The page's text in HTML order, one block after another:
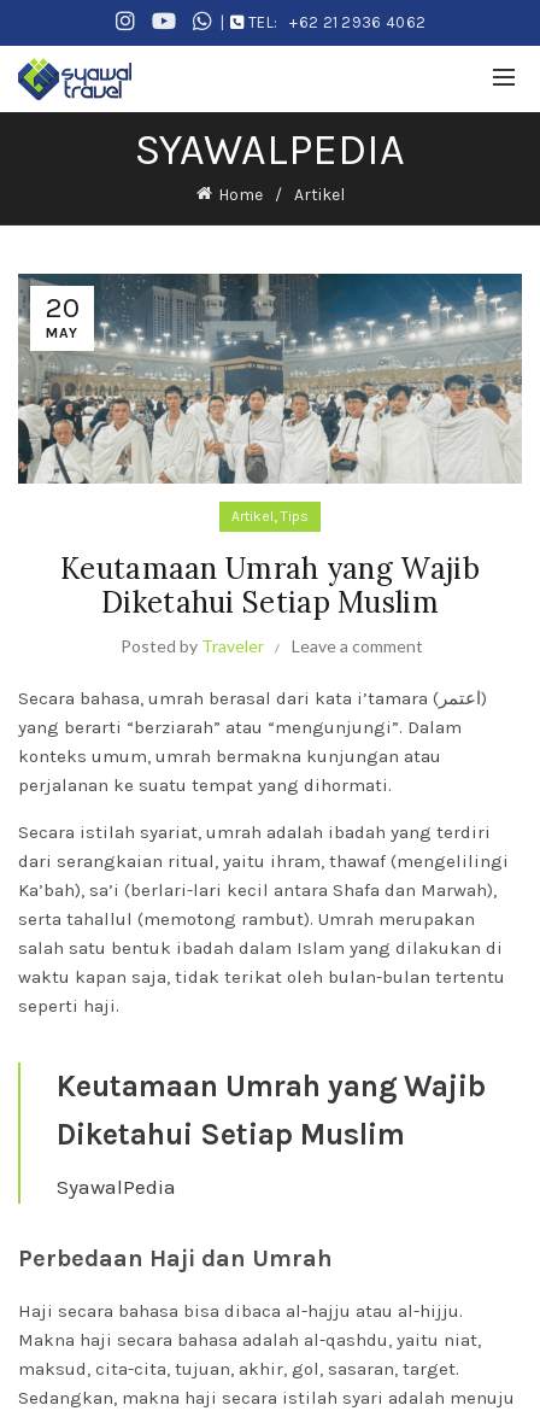
TEL: +62 21 2936 4062
SYAWALPEDIA
Home Artikel
20
MAY
Artikel,Tips
Keutamaan Umrah yang Wajib
Diketahui Setiap Muslim
Posted by Traveler Leave a comment
Secara bahasa, umrah berasal dari kata i’tamara (اعتمر)
yang berarti “berziarah” atau “mengunjungi”. Dalam
konteks umum, umrah bermakna kunjungan atau
perjalanan ke suatu tempat yang dihormati.
Secara istilah syariat, umrah adalah ibadah yang terdiri
dari serangkaian ritual, yaitu ihram, thawaf (mengelilingi
Ka’bah), sa’i (berlari-lari kecil antara Shafa dan Marwah),
serta tahallul (memotong rambut). Umrah merupakan
salah satu bentuk ibadah dalam Islam yang dilakukan di
waktu kapan saja, tidak terikat oleh bulan-bulan tertentu
seperti haji.
Keutamaan Umrah yang Wajib
Diketahui Setiap Muslim
SyawalPedia
Perbedaan Haji dan Umrah
Haji secara bahasa bisa dibaca al-hajju atau al-hijju.
Makna haji secara bahasa adalah al-qashdu, yaitu niat,
maksud, cita-cita, tujuan, akhir, gol, sasaran, target.
Sedangkan, makna haji secara istilah syari adalah menuju